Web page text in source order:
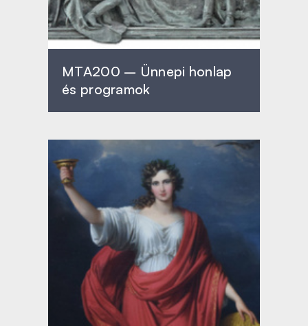
MTA200 – Ünnepi honlap
és programok